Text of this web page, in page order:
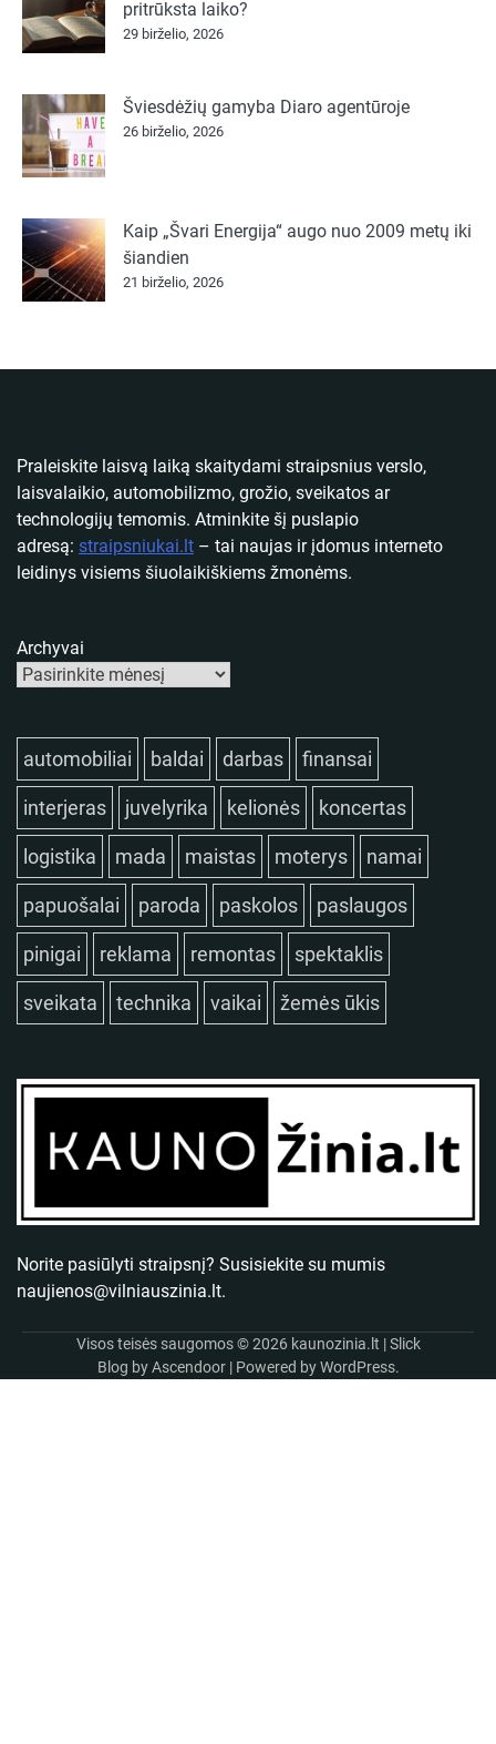
pritrūksta laiko?
29 birželio, 2026
Šviesdėžių gamyba Diaro agentūroje
26 birželio, 2026
Kaip „Švari Energija“ augo nuo 2009 metų iki
šiandien
21 birželio, 2026
Praleiskite laisvą laiką skaitydami straipsnius verslo,
laisvalaikio, automobilizmo, grožio, sveikatos ar
technologijų temomis. Atminkite šį puslapio
adresą: straipsniukai.lt – tai naujas ir įdomus interneto
leidinys visiems šiuolaikiškiems žmonėms.
Archyvai
automobiliai baldai darbas finansai
interjeras juvelyrika kelionės koncertas
logistika mada maistas moterys namai
papuošalai paroda paskolos paslaugos
pinigai reklama remontas spektaklis
sveikata technika vaikai žemės ūkis
Norite pasiūlyti straipsnį? Susisiekite su mumis
naujienos@vilniauszinia.lt.
Visos teisės saugomos © 2026 kaunozinia.lt | Slick
Blog byAscendoor| Powered byWordPress.